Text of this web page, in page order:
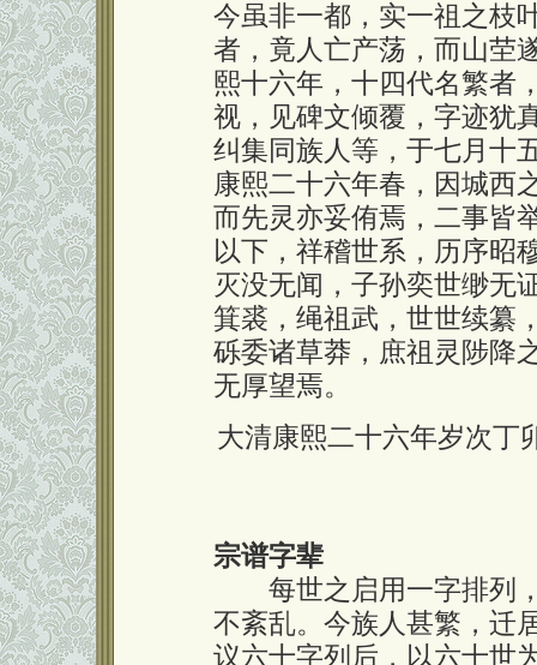
今虽非一都，实一祖之枝
者，竟人亡产荡，而山茔
熙十六年，十四代名繁者
视，见碑文倾覆，字迹犹
纠集同族人等，于七月十
康熙二十六年春，因城西
而先灵亦妥侑焉，二事皆
以下，祥稽世系，历序昭
灭没无闻，子孙奕世缈无
箕裘，绳祖武，世世续纂
砾委诸草莽，庶祖灵陟降
无厚望焉。
大清康熙二十六年岁次
宗谱字辈
每世之启用一字排列，
不紊乱。今族人甚繁，迁
议六十字列后，以六十世